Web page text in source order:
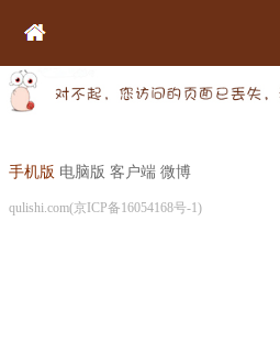
手机版 电脑版 客户端 微博
qulishi.com(京ICP备16054168号-1)